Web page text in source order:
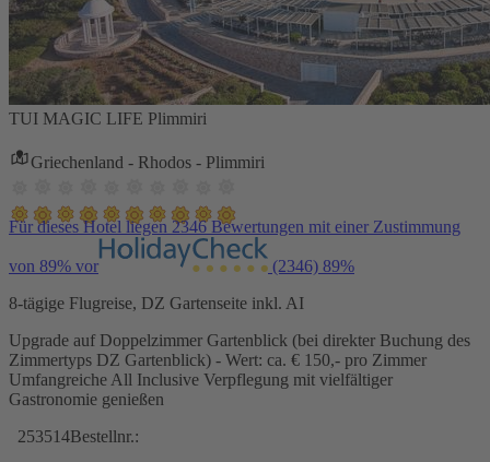
TUI MAGIC LIFE Plimmiri
Griechenland - Rhodos - Plimmiri
Für dieses Hotel liegen 2346 Bewertungen mit einer Zustimmung
von 89% vor (2346) 89%
8-tägige Flugreise, DZ Gartenseite inkl. AI
Upgrade auf Doppelzimmer Gartenblick (bei direkter Buchung des
Zimmertyps DZ Gartenblick) - Wert: ca. € 150,- pro Zimmer
Umfangreiche All Inclusive Verpflegung mit vielfältiger
Gastronomie genießen
253514Bestellnr.: